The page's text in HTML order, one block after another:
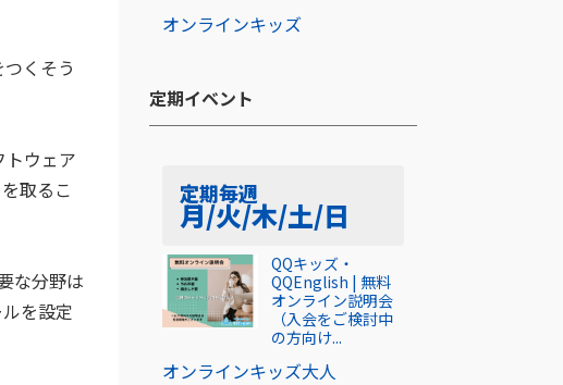
くそう
ウェア
取るこ
な分野は
を設定
オンラインキッズ
定期イベント​
定期毎週
月/火/木/土/日
オンラインキッズ大人
QQキッズ・
QQEnglish | 無料
オンライン説明会
（入会をご検討中
の方向け...